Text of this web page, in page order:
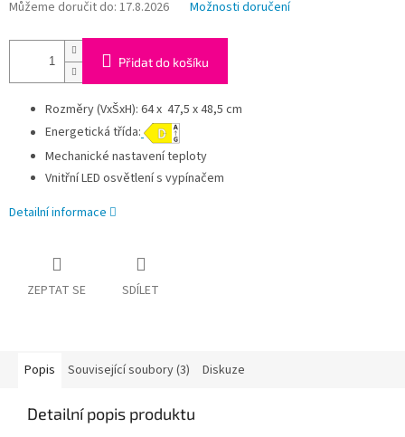
Můžeme doručit do: 17.8.2026 Možnosti doručení
Přidat do košíku
Rozměry (VxŠxH): 64 x 47,5 x 48,5 cm
Energetická třída:
Mechanické nastavení teploty
Vnitřní LED osvětlení s vypínačem
Detailní informace
ZEPTAT SE SDÍLET
Popis Související soubory (3) Diskuze
Detailní popis produktu